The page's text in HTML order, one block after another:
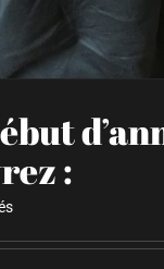
: